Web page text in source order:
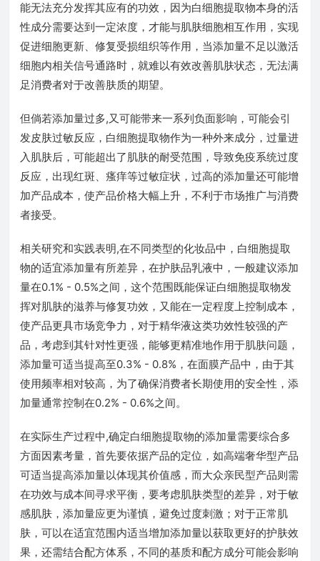
能无法充分发挥其应有的功效，因为白细胞提取物本身的活
性成分需要达到一定浓度，才能与肌肤细胞相互作用，实现
促进细胞更新、修复受损组织等作用，当添加量不足以激活
细胞内相关信号通路时，就难以有效改善肌肤状态，无法满
足消费者对于改善肤质的期望。
但倘若添加量过多,又可能带来一系列负面影响，可能会引
发皮肤过敏反应，白细胞提取物作为一种外来成分，过量进
入肌肤后，可能超出了肌肤的耐受范围，导致免疫系统过度
反应，出现红斑、瘙痒等过敏症状，过高的添加量还可能增
加产品成本，使产品价格大幅上升，不利于市场推广与消费
者接受。
相关研究和实践表明,在不同类型的化妆品中，白细胞提取
物的适宜添加量有所差异，在护肤品乳液中，一般建议添加
量在0.1% - 0.5%之间，这个范围既能保证白细胞提取物发
挥对肌肤的滋养与修复功效，又能在一定程度上控制成本，
使产品更具市场竞争力，对于精华液这类功效性较强的产
品，考虑到其针对性更强，能够更精准地作用于肌肤问题，
添加量可适当提高至0.3% - 0.8%，在面膜产品中，由于其
使用频率相对较高，为了确保消费者长期使用的安全性，添
加量通常控制在0.2% - 0.6%之间。
在实际生产过程中,确定白细胞提取物的添加量需要综合多
方面因素考量，首先要依据产品的定位，如高端奢华型产品
可适当提高添加量以体现其价值感，而大众亲民型产品则需
在功效与成本间寻求平衡，要考虑肌肤类型的差异，对于敏
感肌肤，添加量应更为谨慎，避免过度刺激；对于正常肌
肤，可以在适宜范围内适当增加添加量以获取更好的护肤效
果，还需结合配方体系，不同的基质和配方成分可能会影响